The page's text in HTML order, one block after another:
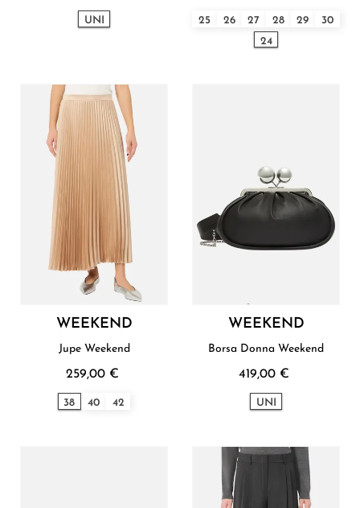
UNI 25 26 27 28 29
30
24
WEEKEND
Jupe Weekend
259,00 €
38 40 42
WEEKEND
Borsa Donna Weekend
419,00 €
UNI